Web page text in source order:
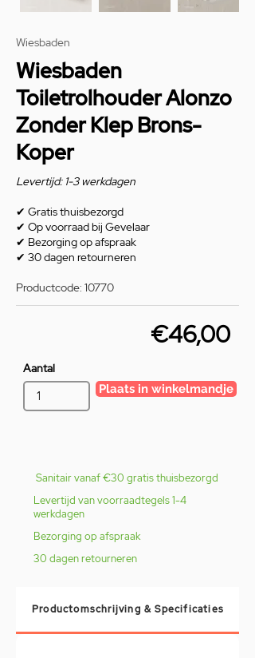
Wiesbaden
Wiesbaden
Toiletrolhouder Alonzo
Zonder Klep Brons-
Koper
Levertijd: 1-3 werkdagen
✔ Gratis thuisbezorgd
✔ Op voorraad bij Gevelaar
✔ Bezorging op afspraak
✔ 30 dagen retourneren
Productcode: 10770
€46,00
Aantal
Plaats in winkelmandje
Sanitair vanaf €30 gratis thuisbezorgd
Levertijd van voorraadtegels 1-4
werkdagen
Bezorging op afspraak
30 dagen retourneren
Productomschrijving & Specificaties